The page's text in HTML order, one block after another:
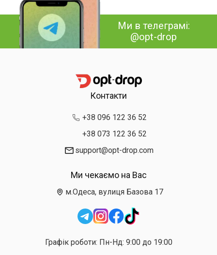
Ми в телеграмі:
@opt-drop
Контакти
+38 096 122 36 52
+38 073 122 36 52
support@opt-drop.com
Ми чекаємо на Вас
м.Одеса, вулиця Базова 17
Графік роботи: Пн-Нд: 9:00 до 19:00